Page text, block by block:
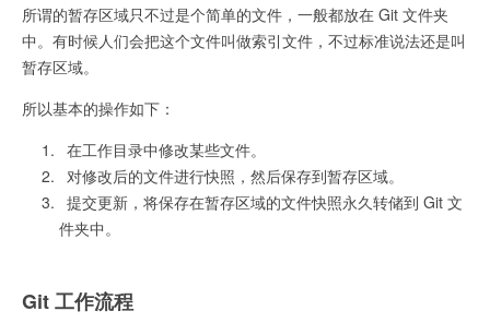
所谓的暂存区域只不过是个简单的文件，一般都放在 Git 文件夹
中。有时候人们会把这个文件叫做索引文件，不过标准说法还是叫
暂存区域。
所以基本的操作如下：
在工作目录中修改某些文件。
对修改后的文件进行快照，然后保存到暂存区域。
提交更新，将保存在暂存区域的文件快照永久转储到 Git 文
件夹中。
Git 工作流程